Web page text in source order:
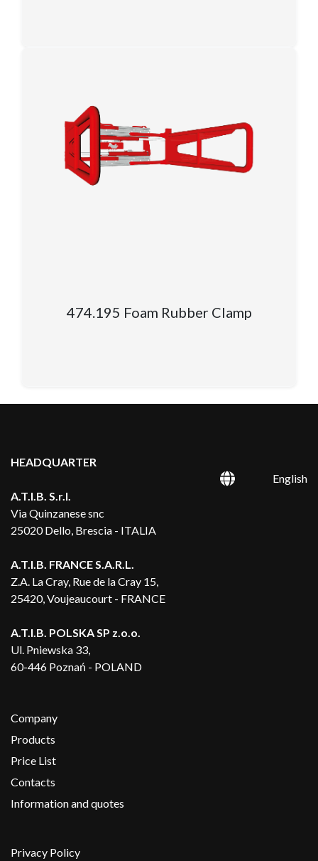
474.195 Foam Rubber Clamp
HEADQUARTER
English
A.T.I.B. S.r.l.
Via Quinzanese snc
25020 Dello, Brescia - ITALIA
A.T.I.B. FRANCE S.A.R.L.
Z.A. La Cray, Rue de la Cray 15,
25420, Voujeaucourt - FRANCE
A.T.I.B. POLSKA SP z.o.o.
Ul. Pniewska 33,
60-446 Poznań - POLAND
Company
Products
Price List
Contacts
Information and quotes
Privacy Policy